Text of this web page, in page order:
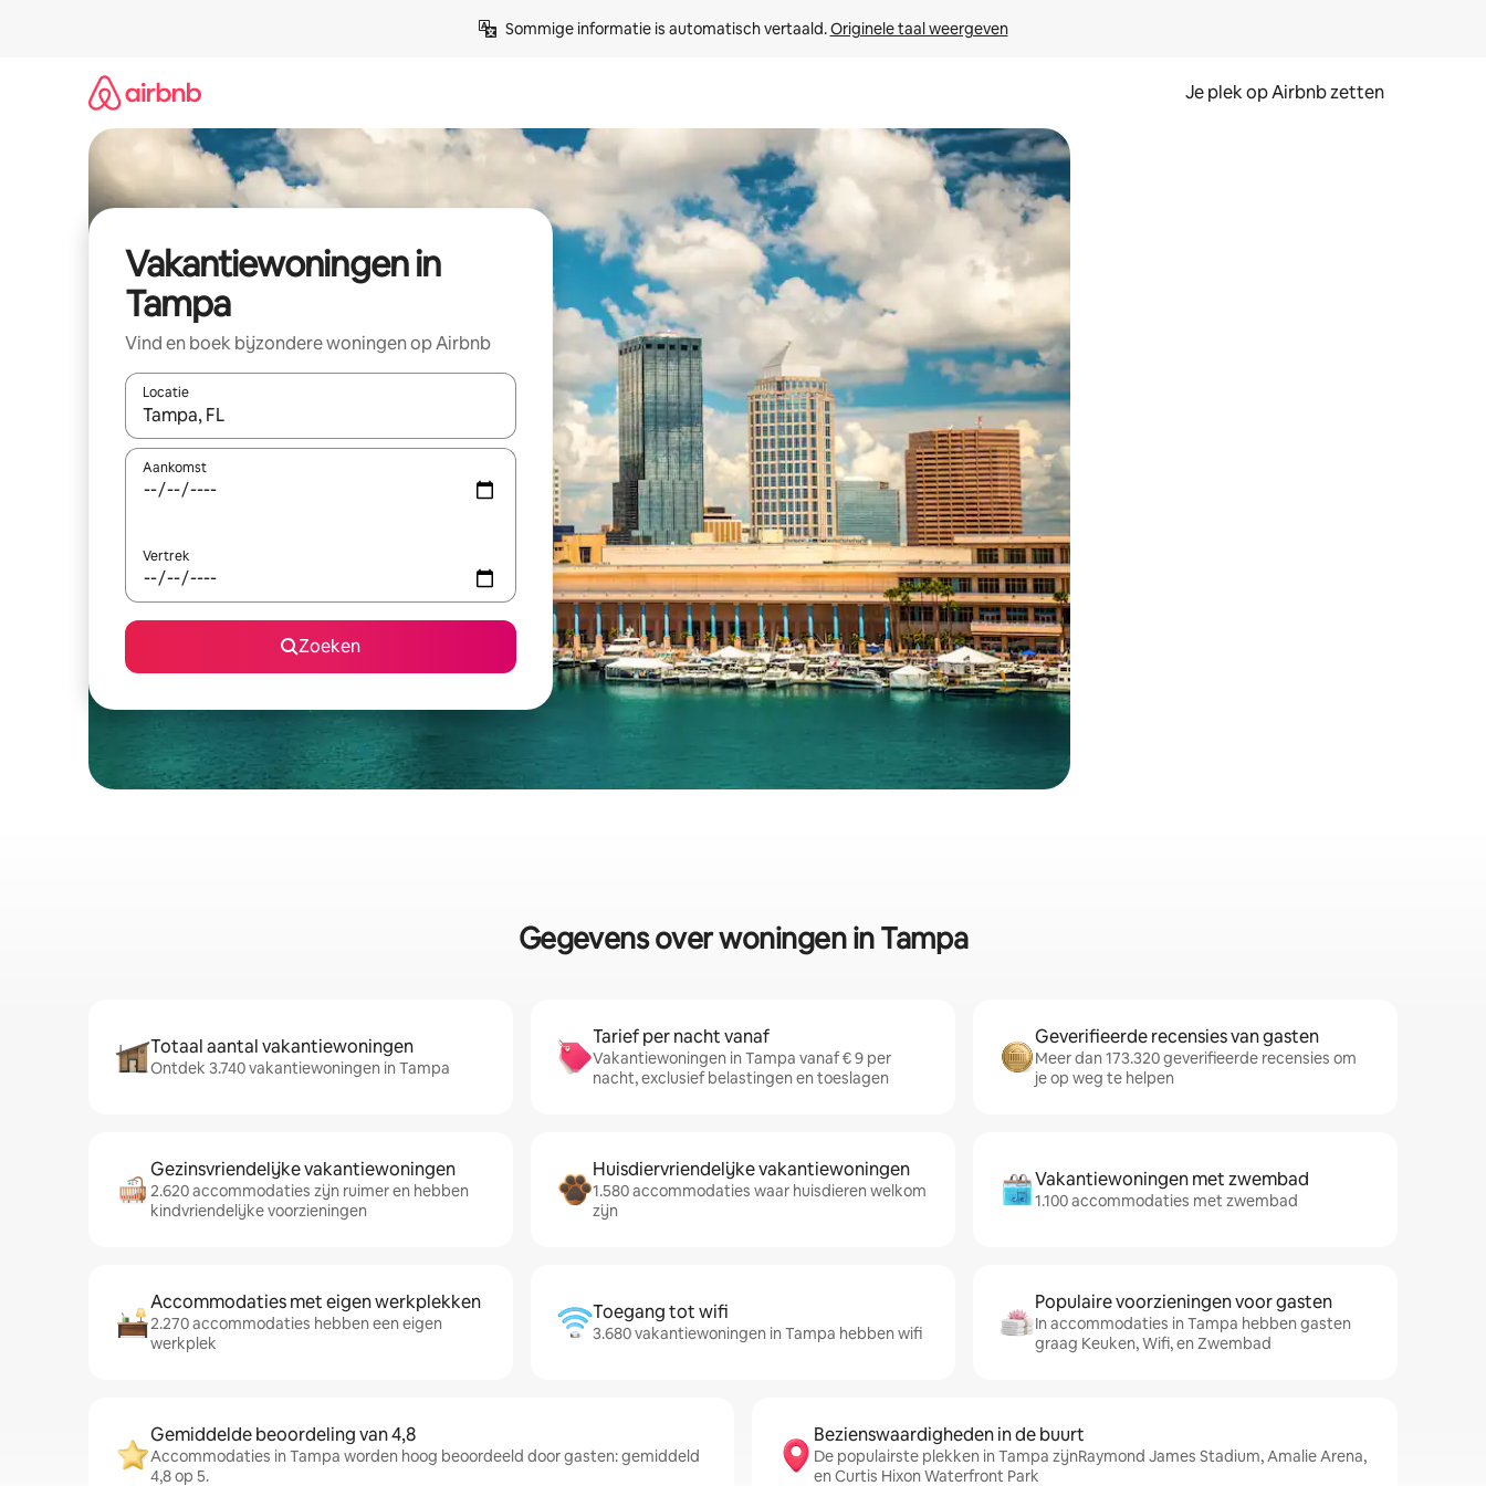
Sommige informatie is automatisch vertaald. Originele taal weergeven
Je plek op Airbnb zetten
Vakantiewoningen in
Tampa
Vind en boek bijzondere woningen op Airbnb
Locatie
Wanneer er resultaten beschikbaar zijn, maak je een keuze met je de pijltjestoetsen omhoog en omlaag, óf door te tikken of swipen.
Aankomst
Vertrek
Zoeken
Gegevens over woningen in Tampa
Totaal aantal vakantiewoningen
Ontdek 3.740 vakantiewoningen in Tampa
Tarief per nacht vanaf
Vakantiewoningen in Tampa vanaf € 9 per
nacht, exclusief belastingen en toeslagen
Geverifieerde recensies van gasten
Meer dan 173.320 geverifieerde recensies om
je op weg te helpen
Gezinsvriendelijke vakantiewoningen
2.620 accommodaties zijn ruimer en hebben
kindvriendelijke voorzieningen
Huisdiervriendelijke vakantiewoningen
1.580 accommodaties waar huisdieren welkom
zijn
Vakantiewoningen met zwembad
1.100 accommodaties met zwembad
Accommodaties met eigen werkplekken
2.270 accommodaties hebben een eigen
werkplek
Toegang tot wifi
3.680 vakantiewoningen in Tampa hebben wifi
Populaire voorzieningen voor gasten
In accommodaties in Tampa hebben gasten
graag Keuken, Wifi, en Zwembad
Gemiddelde beoordeling van 4,8
Accommodaties in Tampa worden hoog beoordeeld door gasten: gemiddeld
4,8 op 5.
Bezienswaardigheden in de buurt
De populairste plekken in Tampa zijnRaymond James Stadium, Amalie Arena,
en Curtis Hixon Waterfront Park